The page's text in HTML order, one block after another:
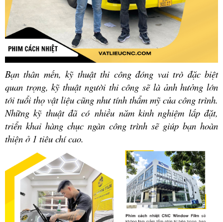
Bạn thân mến, kỹ thuật thi công đóng vai trò đặc biệt
quan trọng, kỹ thuật người thi công sẽ là ảnh hưởng lớn
tới tuổi thọ vật liệu cũng như tính thẩm mỹ của công trình.
Những kỹ thuật đã có nhiều năm kinh nghiệm lắp đặt,
triển khai hàng chục ngàn công trình sẽ giúp bạn hoàn
thiện ở 1 tiêu chí cao.